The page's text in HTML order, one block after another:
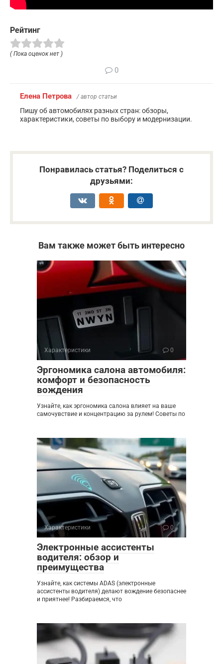
Рейтинг
( Пока оценок нет )
0
Елена Петрова / автор статьи
Пишу об автомобилях разных стран: обзоры,
характеристики, советы по выбору и модернизации.
Понравилась статья? Поделиться с
друзьями:
Вам также может быть интересно
Характеристики 0
Эргономика салона автомобиля:
комфорт и безопасность
вождения
Узнайте, как эргономика салона влияет на ваше
самочувствие и концентрацию за рулем! Советы по
Характеристики 0
Электронные ассистенты
водителя: обзор и
преимущества
Узнайте, как системы ADAS (электронные
ассистенты водителя) делают вождение безопаснее
и приятнее! Разбираемся, что